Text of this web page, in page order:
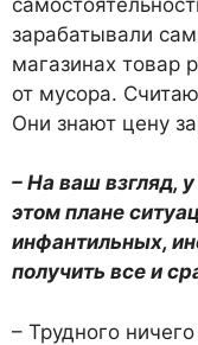
зарабатывали
магазинах товар
от мусора.
Они знают цену
– На ваш взгляд,
этом плане
инфантильных,
получить все и
– Трудного